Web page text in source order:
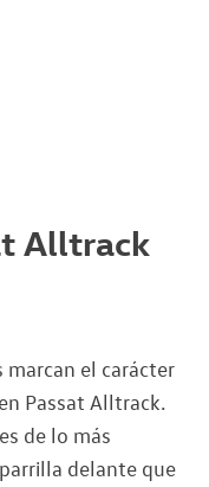
Alltrack
el carácter
Passat Alltrack.
de lo más
delante que